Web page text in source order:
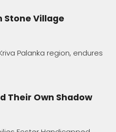
Palanka region, endures
Foster Handicapped